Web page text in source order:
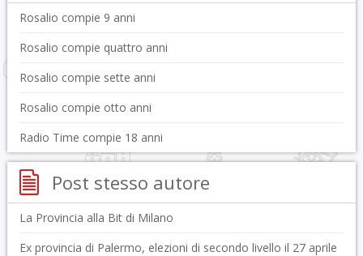
Rosalio compie 9 anni
Rosalio compie quattro anni
Rosalio compie sette anni
Rosalio compie otto anni
Radio Time compie 18 anni
Post stesso autore
La Provincia alla Bit di Milano
Ex provincia di Palermo, elezioni di secondo livello il 27 aprile